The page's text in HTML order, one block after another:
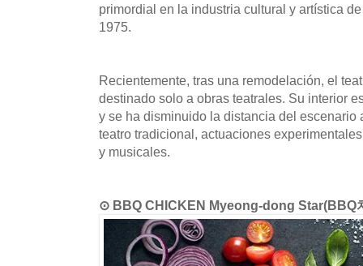
primordial en la industria cultural y artística
1975.
Recientemente, tras una remodelación, el
destinado solo a obras teatrales. Su interior
y se ha disminuido la distancia del escenario
teatro tradicional, actuaciones
y musicales.
⊙ BBQ CHICKEN Myeong-dong Star(BBQ